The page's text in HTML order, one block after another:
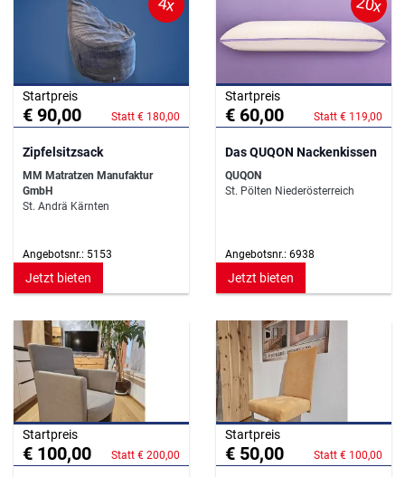
Startpreis
€ 90,00 Statt € 180,00
Zipfelsitzsack
MM Matratzen Manufaktur
GmbH
St. Andrä Kärnten
Angebotsnr.: 5153
Jetzt bieten
Startpreis
€ 60,00 Statt € 119,00
Das QUQON Nackenkissen
QUQON
St. Pölten Niederösterreich
Angebotsnr.: 6938
Jetzt bieten
Startpreis
€ 100,00 Statt € 200,00
Startpreis
€ 50,00 Statt € 100,00